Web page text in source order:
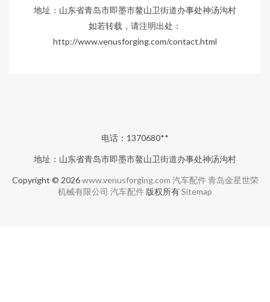
地址：山东省青岛市即墨市鳌山卫街道办事处神汤沟村
如若转载，请注明出处：
http://www.venusforging.com/contact.html
电话：1370680**
地址：山东省青岛市即墨市鳌山卫街道办事处神汤沟村
Copyright © 2026www.venusforging.com 汽车配件 青岛金星世荣
机械有限公司 汽车配件 版权所有Sitemap